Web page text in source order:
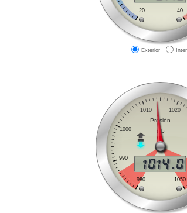
Exterior